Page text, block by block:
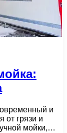
и
от грязи и
мойки,…